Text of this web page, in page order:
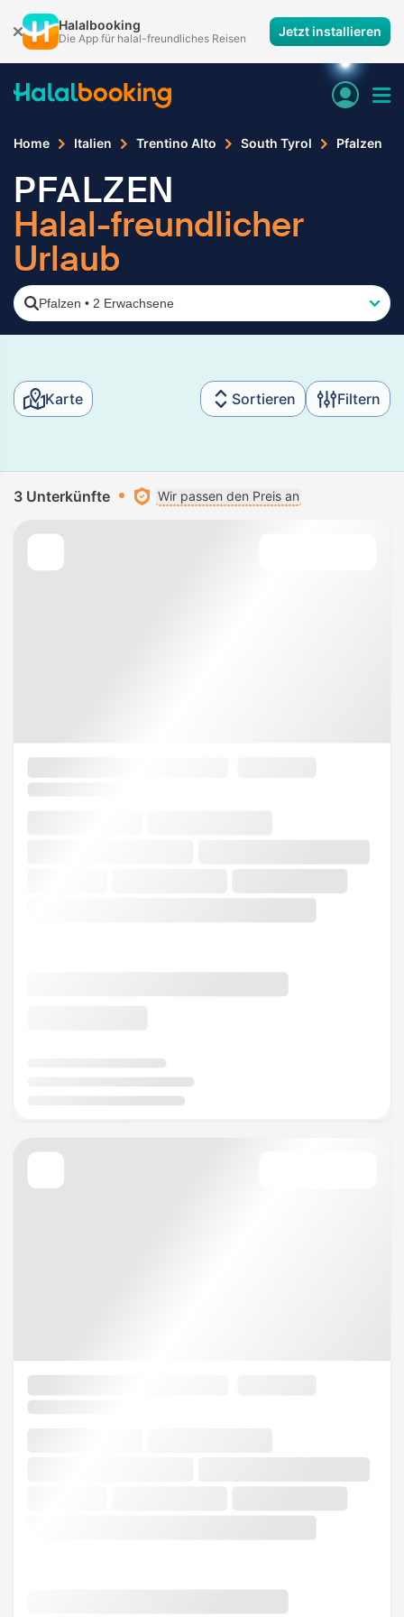
Halalbooking
Die App für halal-freundliches Reisen Jetzt installieren
Home Italien Trentino Alto South Tyrol Pfalzen
PFALZEN
Halal-freundlicher
Urlaub
Pfalzen • 2 Erwachsene
Karte Sortieren Filtern
3 Unterkünfte Wir passen den Preis an